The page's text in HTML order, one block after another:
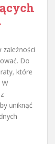
zależności
Do
które
W
uniknąć